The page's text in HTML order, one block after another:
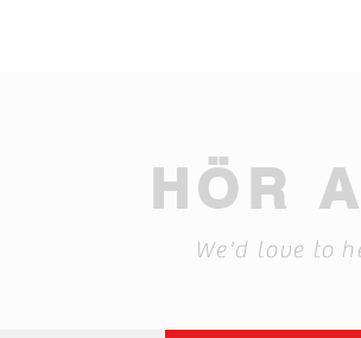
HÖR
We'd love to